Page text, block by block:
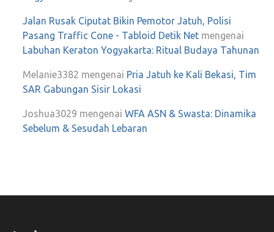
Jalan Rusak Ciputat Bikin Pemotor Jatuh, Polisi
Pasang Traffic Cone - Tabloid Detik Net mengenai
Labuhan Keraton Yogyakarta: Ritual Budaya Tahunan
Melanie3382 mengenai Pria Jatuh ke Kali Bekasi, Tim
SAR Gabungan Sisir Lokasi
Joshua3029 mengenai WFA ASN & Swasta: Dinamika
Sebelum & Sesudah Lebaran